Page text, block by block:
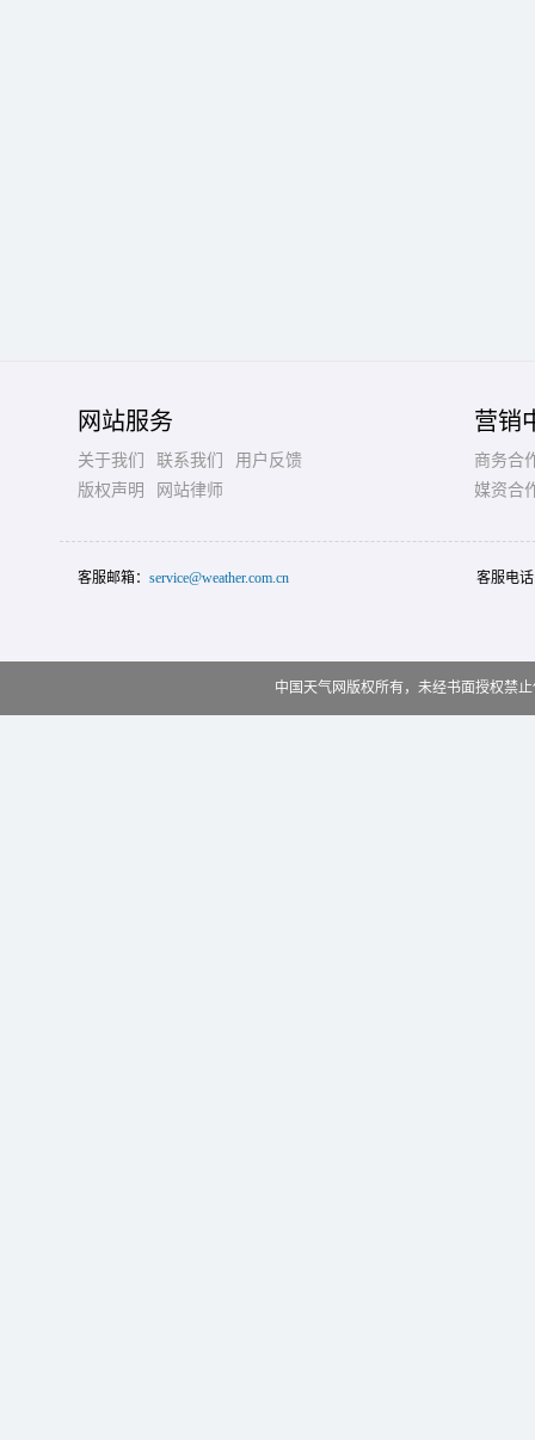
网站服务
关于我们 联系我们
用户反馈
版权声明
网站律师
营销
商务合
媒资合
客服邮箱： service@weather.com.cn 客服电
中国天气网版权所有，未经书面授权